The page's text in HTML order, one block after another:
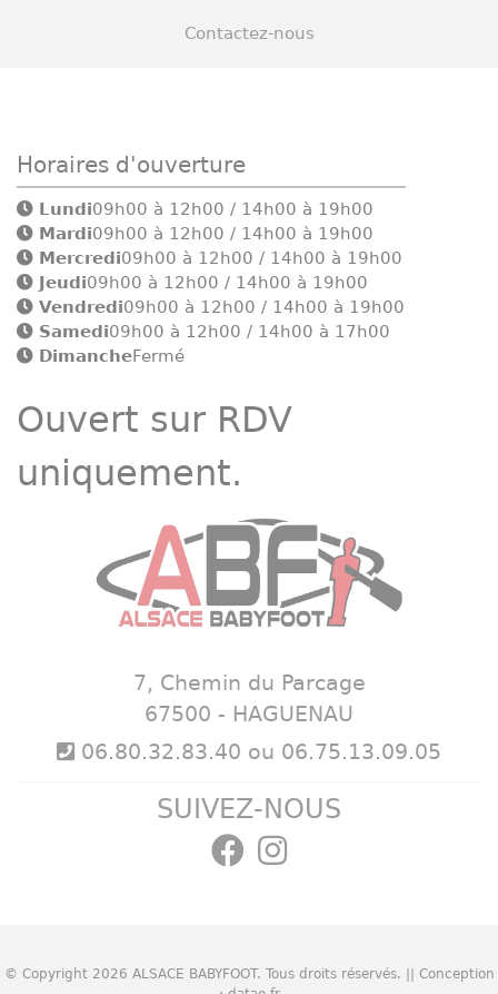
Contactez-nous
Horaires d'ouverture
Lundi09h00 à 12h00 / 14h00 à 19h00
Mardi09h00 à 12h00 / 14h00 à 19h00
Mercredi09h00 à 12h00 / 14h00 à 19h00
Jeudi09h00 à 12h00 / 14h00 à 19h00
Vendredi09h00 à 12h00 / 14h00 à 19h00
Samedi09h00 à 12h00 / 14h00 à 17h00
DimancheFermé
Ouvert sur RDV
uniquement.
7, Chemin du Parcage
67500 - HAGUENAU
06.80.32.83.40 ou 06.75.13.09.05
SUIVEZ-NOUS
© Copyright 2026 ALSACE BABYFOOT. Tous droits réservés. || Conception